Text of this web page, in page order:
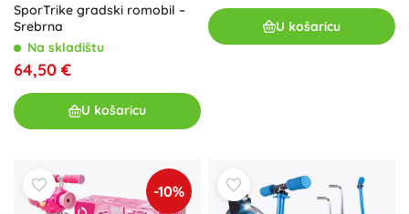
SporTrike gradski romobil –
Srebrna
Na skladištu
64,50 €
U košaricu
U košaricu
-10%